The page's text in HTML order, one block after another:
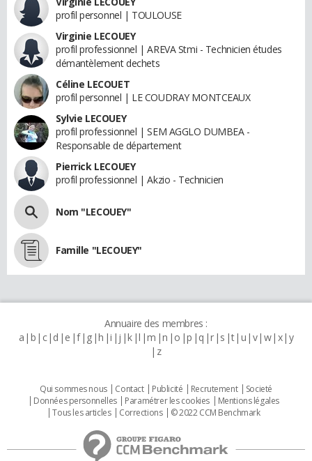
profil personnel | TOULOUSE
Virginie LECOUEY
profil professionnel | AREVA Stmi - Technicien études
démantèlement dechets
Céline LECOUET
profil personnel | LE COUDRAY MONTCEAUX
Sylvie LECOUEY
profil professionnel | SEM AGGLO DUMBEA -
Responsable de département
Pierrick LECOUEY
profil professionnel | Akzio - Technicien
Nom "LECOUEY"
Famille "LECOUEY"
Annuaire des membres :
a b c d e f g h i j k l m n o p q r s t u v w x y
z
Qui sommes nous Contact Publicité Recrutement
Societé
Données personnelles
Paramétrer les cookies
Mentions légales
Tous les articles
Corrections © 2022 CCM Benchmark